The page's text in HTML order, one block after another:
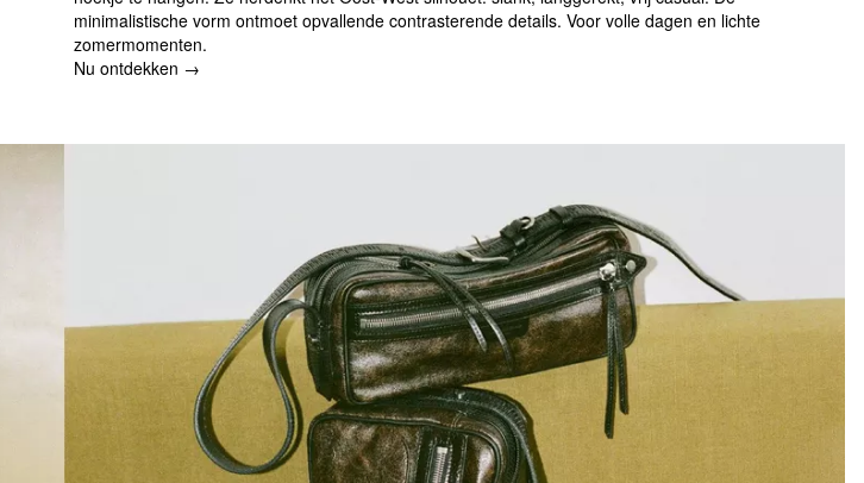
minimalistische vorm ontmoet opvallende contrasterende details. Voor volle dagen en lichte
zomermomenten.
Nu ontdekken →